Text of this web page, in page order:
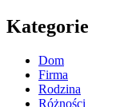
Kategorie
Dom
Firma
Rodzina
Różności